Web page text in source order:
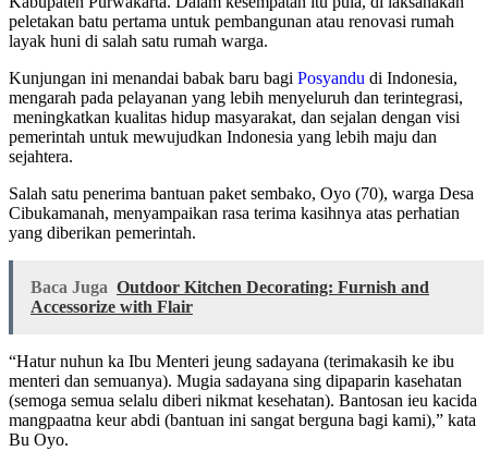
peletakan batu pertama untuk pembangunan atau renovasi rumah
layak huni di salah satu rumah warga.
Kunjungan ini menandai babak baru bagi Posyandu di Indonesia,
mengarah pada pelayanan yang lebih menyeluruh dan terintegrasi,
meningkatkan kualitas hidup masyarakat, dan sejalan dengan visi
pemerintah untuk mewujudkan Indonesia yang lebih maju dan
sejahtera.
Salah satu penerima bantuan paket sembako, Oyo (70), warga Desa
Cibukamanah, menyampaikan rasa terima kasihnya atas perhatian
yang diberikan pemerintah.
Baca Juga Outdoor Kitchen Decorating: Furnish and
Accessorize with Flair
“Hatur nuhun ka Ibu Menteri jeung sadayana (terimakasih ke ibu
menteri dan semuanya). Mugia sadayana sing dipaparin kasehatan
(semoga semua selalu diberi nikmat kesehatan). Bantosan ieu kacida
mangpaatna keur abdi (bantuan ini sangat berguna bagi kami),” kata
Bu Oyo.